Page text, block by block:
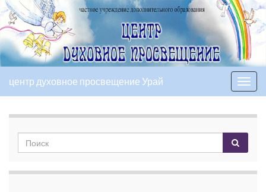
Вкл/
выкл
центр духовное просвещение Урай